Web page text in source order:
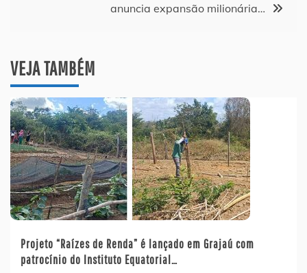
anuncia expansão milionária…
VEJA TAMBÉM
Projeto “Raízes de Renda” é lançado em Grajaú com
patrocínio do Instituto Equatorial…